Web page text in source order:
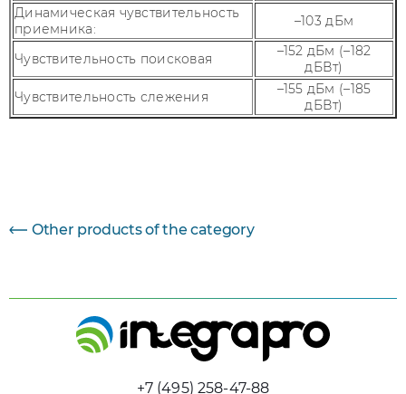
Динамическая чувствительность
приемника:
–103 дБм
Чувствительность поисковая
–152 дБм (–182
дБВт)
Чувствительность слежения
–155 дБм (–185
дБВт)
Other products of the category
+7 (495) 258-47-88